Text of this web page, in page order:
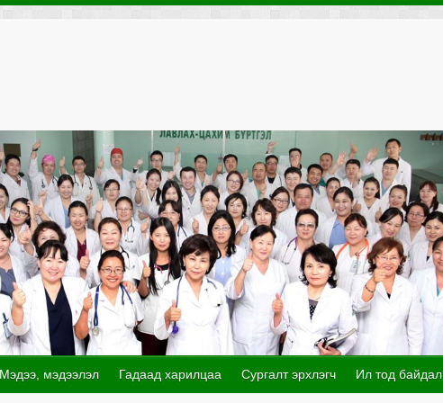
Мэдээ, мэдээлэл Гадаад харилцаа Сургалт эрхлэгч Ил тод байдал